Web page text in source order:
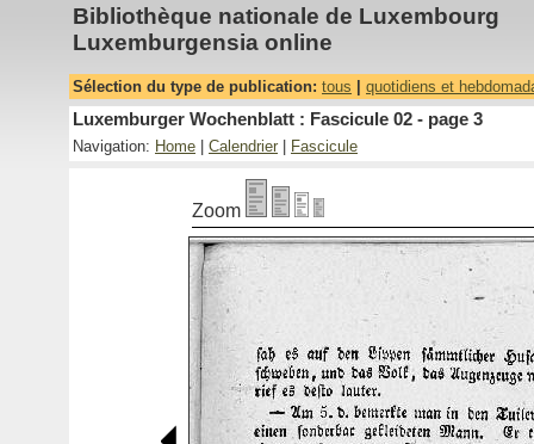
Bibliothèque nationale de Luxembourg
Luxemburgensia online
Sélection du type de publication: tous quotidiens et
Luxemburger Wochenblatt : Fascicule 02 - page 3
Navigation: Home Calendrier Fascicule
Zoom